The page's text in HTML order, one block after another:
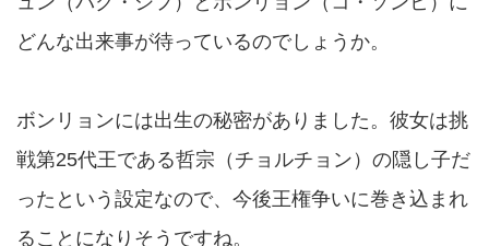
どんな出来事が待っているのでしょうか。
ボンリョンには出生の秘密がありました。彼女は挑
戦第25代王である哲宗（チョルチョン）の隠し子だ
ったという設定なので、今後王権争いに巻き込まれ
ることになりそうですね。